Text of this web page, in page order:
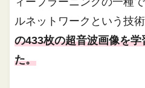
ルネットワークという技
の433枚の超音波画像を
た。